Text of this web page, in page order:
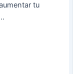
tu